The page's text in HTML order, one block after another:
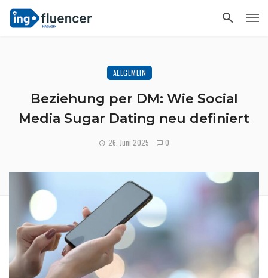
ALLGEMEIN
Beziehung per DM: Wie Social
Media Sugar Dating neu definiert
26. Juni 2025 0